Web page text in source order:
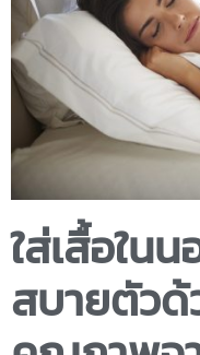
ใส่เสื้อใน
สบายตัว